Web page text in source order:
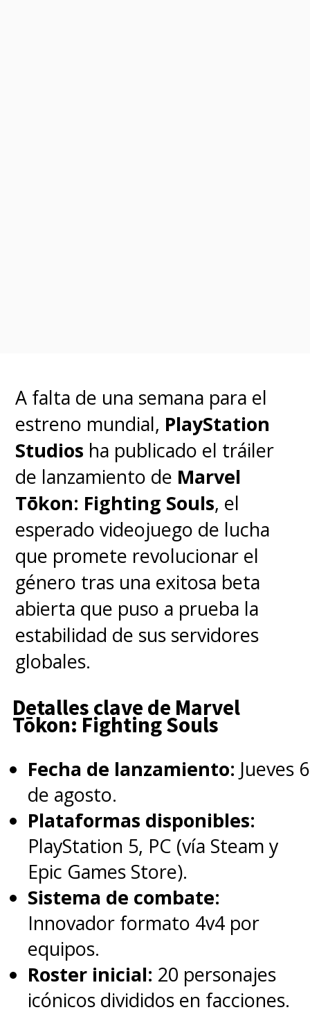
tenemos dudas es que se
agotarán las existencias en AMC
y se revenderá a precios aún
más ridículos en las tiendas
virtuales.
La nueva encarnación
cinematográfica de la Primera
Familia de
Marvelllegará el próximo24 de
julio a los cines de Chile y
Latinoamérica.
A falta de una semana para el
estreno mundial, PlayStation
Studios ha publicado el tráiler
de lanzamiento de Marvel
Tōkon: Fighting Souls, el
esperado videojuego de lucha
que promete revolucionar el
género tras una exitosa beta
abierta que puso a prueba la
estabilidad de sus servidores
globales.
Detalles clave de Marvel
Tōkon: Fighting Souls
Fecha de lanzamiento: Jueves 6
de agosto.
Plataformas disponibles:
PlayStation 5, PC (vía Steam y
Epic Games Store).
Sistema de combate:
Innovador formato 4v4 por
equipos.
Roster inicial: 20 personajes
icónicos divididos en facciones.